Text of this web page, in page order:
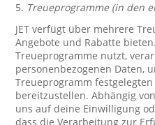
5. Treueprogramme (in den
JET verfügt über mehrere
Angebote und Rabatte
Treueprogramme nutzt,
personenbezogenen Daten,
Treueprogramm
bereitzustellen. Abhängig
uns auf deine Einwilligung
dass die Verarbeitung zur